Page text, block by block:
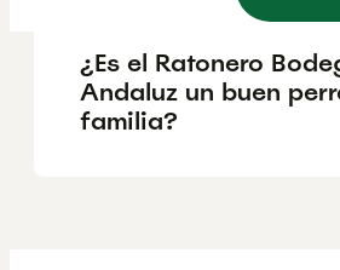
¿Es el Ratonero
Andaluz un buen
familia?